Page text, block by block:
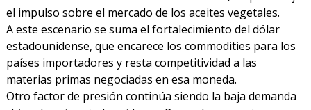
el impulso sobre el mercado de los aceites vegetales.
A este escenario se suma el fortalecimiento del dólar
estadounidense, que encarece los commodities para los
países importadores y resta competitividad a las
materias primas negociadas en esa moneda.
Otro factor de presión continúa siendo la baja demanda